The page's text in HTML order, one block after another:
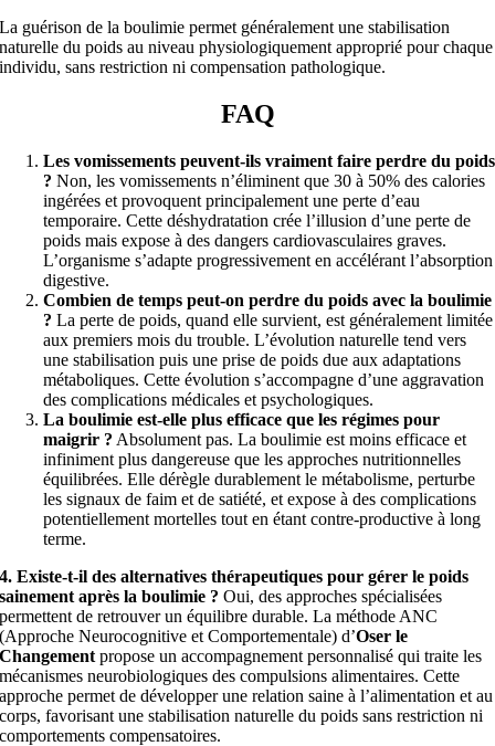
La guérison de la boulimie permet généralement une stabilisation
naturelle du poids au niveau physiologiquement approprié pour chaque
individu, sans restriction ni compensation pathologique.
FAQ
Les vomissements peuvent-ils vraiment faire perdre du poids
? Non, les vomissements n’éliminent que 30 à 50% des calories
ingérées et provoquent principalement une perte d’eau
temporaire. Cette déshydratation crée l’illusion d’une perte de
poids mais expose à des dangers cardiovasculaires graves.
L’organisme s’adapte progressivement en accélérant l’absorption
digestive.
Combien de temps peut-on perdre du poids avec la boulimie
? La perte de poids, quand elle survient, est généralement limitée
aux premiers mois du trouble. L’évolution naturelle tend vers
une stabilisation puis une prise de poids due aux adaptations
métaboliques. Cette évolution s’accompagne d’une aggravation
des complications médicales et psychologiques.
La boulimie est-elle plus efficace que les régimes pour
maigrir ? Absolument pas. La boulimie est moins efficace et
infiniment plus dangereuse que les approches nutritionnelles
équilibrées. Elle dérègle durablement le métabolisme, perturbe
les signaux de faim et de satiété, et expose à des complications
potentiellement mortelles tout en étant contre-productive à long
terme.
4. Existe-t-il des alternatives thérapeutiques pour gérer le poids
sainement après la boulimie ? Oui, des approches spécialisées
permettent de retrouver un équilibre durable. La méthode ANC
(Approche Neurocognitive et Comportementale) d’Oser le
Changement propose un accompagnement personnalisé qui traite les
mécanismes neurobiologiques des compulsions alimentaires. Cette
approche permet de développer une relation saine à l’alimentation et au
corps, favorisant une stabilisation naturelle du poids sans restriction ni
comportements compensatoires.